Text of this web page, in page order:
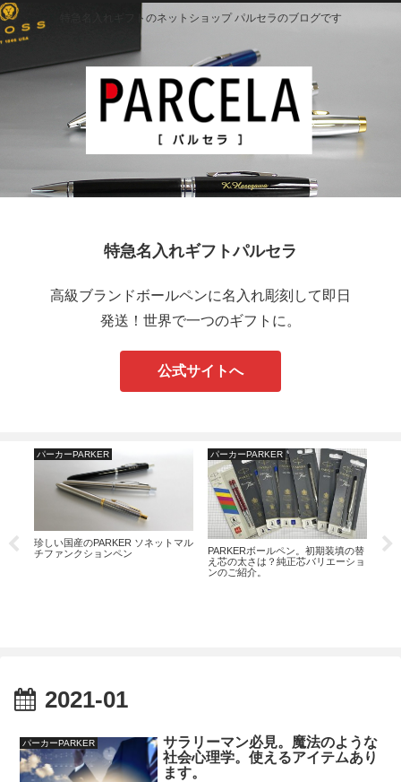
特急名入れギフトのネットショップ パルセラのブログです
特急名入れギフトパルセラ
高級ブランドボールペンに名入れ彫刻して即日
発送！世界で一つのギフトに。
公式サイトへ
素
パーカーPARKER
珍しい国産のPARKER ソネットマル
チファンクションペン
パーカーPARKER
PARKERボールペン。初期装填の替
え芯の太さは？純正芯バリエーショ
ンのご紹介。
名
2021-01
パーカーPARKER
サラリーマン必見。魔法のような
社会心理学。使えるアイテムあり
ます。